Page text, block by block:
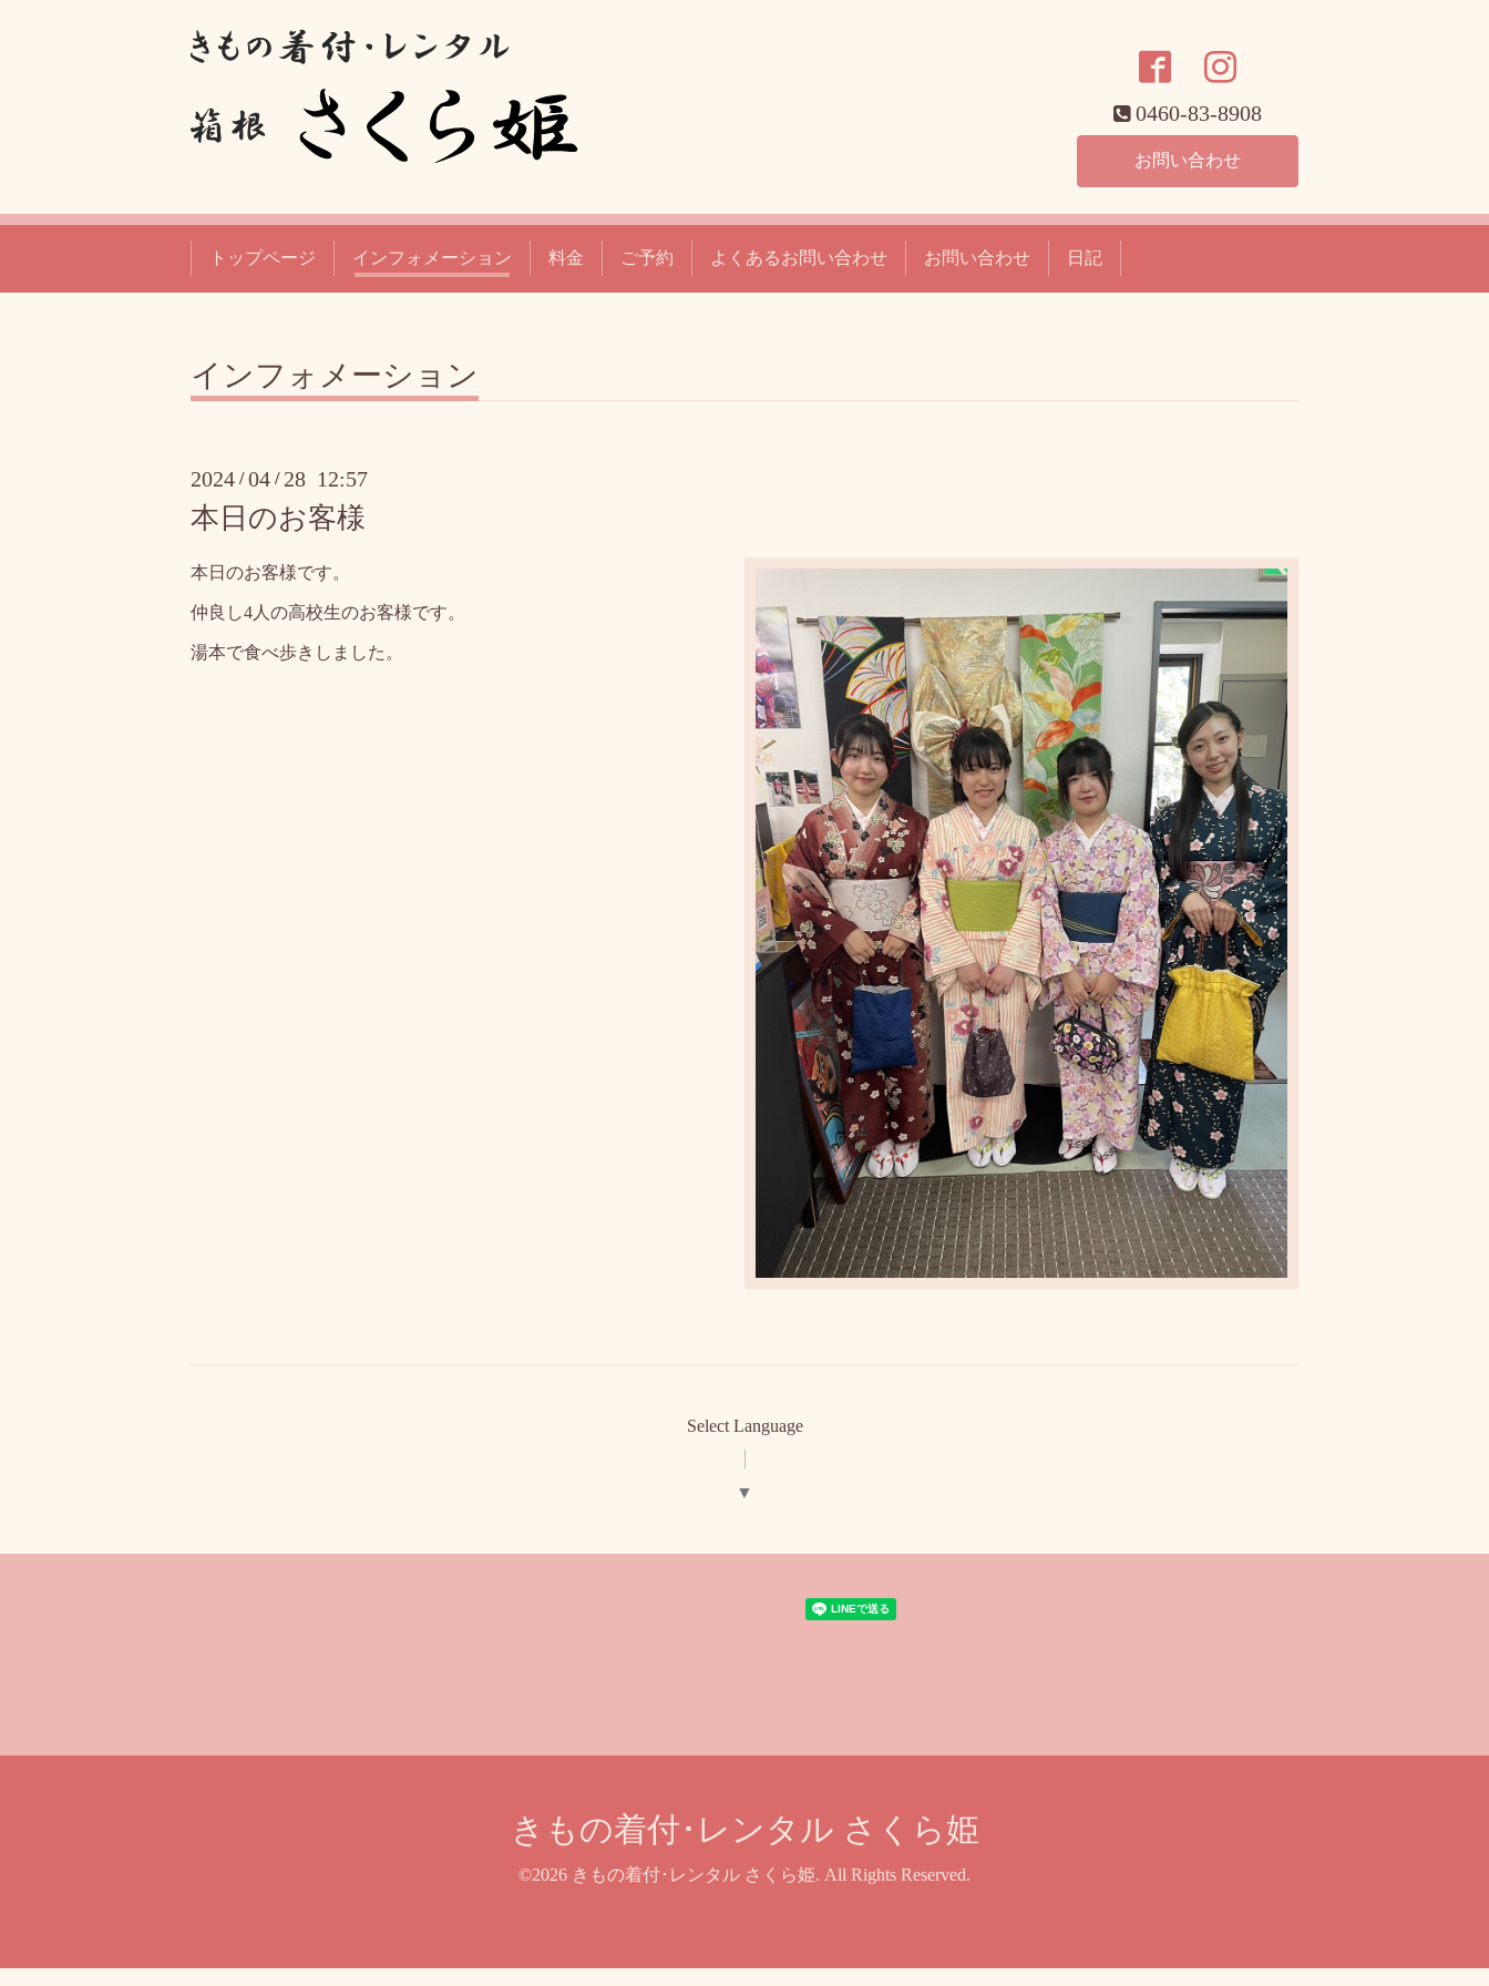
0460-83-8908
お問い合わせ
トップページ インフォメーション 料金 ご予約 よくあるお問い合わせ お問い合わせ 日記
インフォメーション
2024 /04 / 28 12:57
本日のお客様
本日のお客様です。
仲良し4人の高校生のお客様です。
湯本で食べ歩きしました。
Select Language
▼
きもの着付･レンタル さくら姫
©2026 きもの着付･レンタル さくら姫. All Rights Reserved.